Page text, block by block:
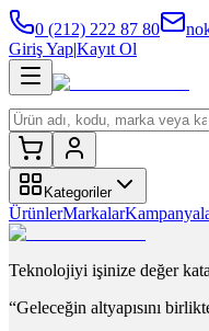
0 (212) 222 87 80
Giriş Yap|Kayıt Ol
Kategoriler
ÜrünlerMarkalar
Teknolojiyi işinize değer
“Geleceğin altyapısını